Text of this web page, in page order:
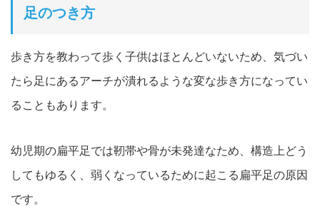
足のつき方
歩き方を教わって歩く子供はほとんどいないため、気づい
たら足にあるアーチが潰れるような変な歩き方になってい
ることもあります。
幼児期の扁平足では靭帯や骨が未発達なため、構造上どう
してもゆるく、弱くなっているために起こる扁平足の原因
です。